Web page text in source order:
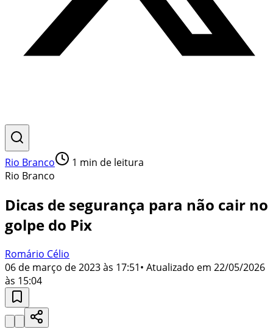
Rio Branco 1 min de leitura
Rio Branco
Dicas de segurança para não cair no
golpe do Pix
Romário Célio
06 de março de 2023 às 17:51• Atualizado em 22/05/2026
às 15:04